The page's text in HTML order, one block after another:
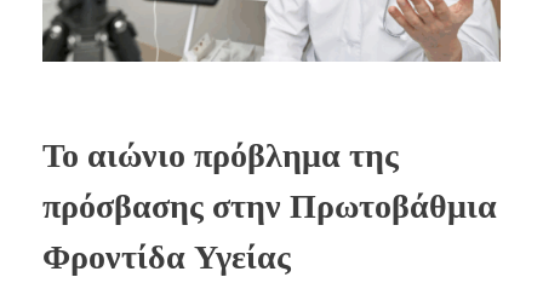
Το αιώνιο πρόβλημα της
πρόσβασης στην Πρωτοβάθμια
Φροντίδα Υγείας